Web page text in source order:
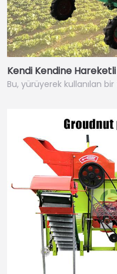
Kendi Kendine
Bu, yürüyerek kullanılan